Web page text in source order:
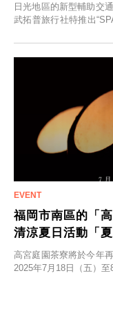
日光地區的新型輔助交
武拓普旅行社特推出
福岡市南區的「
清涼夏日活動「
高宮庭園茶寮將於今年
2025年7月18日（五）至